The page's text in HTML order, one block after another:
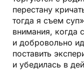
перестану
тогда я съем
внимания, когда
и добровольно
поставить
и убедилась в